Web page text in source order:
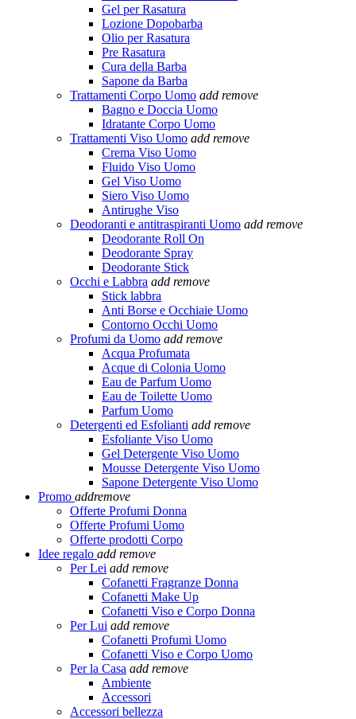
Gel per Rasatura
Lozione Dopobarba
Olio per Rasatura
Pre Rasatura
Cura della Barba
Sapone da Barba
Trattamenti Corpo Uomo add remove
Bagno e Doccia Uomo
Idratante Corpo Uomo
Trattamenti Viso Uomo add remove
Crema Viso Uomo
Fluido Viso Uomo
Gel Viso Uomo
Siero Viso Uomo
Antirughe Viso
Deodoranti e antitraspiranti Uomo add remove
Deodorante Roll On
Deodorante Spray
Deodorante Stick
Occhi e Labbra add remove
Stick labbra
Anti Borse e Occhiaie Uomo
Contorno Occhi Uomo
Profumi da Uomo add remove
Acqua Profumata
Acque di Colonia Uomo
Eau de Parfum Uomo
Eau de Toilette Uomo
Parfum Uomo
Detergenti ed Esfolianti add remove
Esfoliante Viso Uomo
Gel Detergente Viso Uomo
Mousse Detergente Viso Uomo
Sapone Detergente Viso Uomo
Promo addremove
Offerte Profumi Donna
Offerte Profumi Uomo
Offerte prodotti Corpo
Idee regalo add remove
Per Lei add remove
Cofanetti Fragranze Donna
Cofanetti Make Up
Cofanetti Viso e Corpo Donna
Per Lui add remove
Cofanetti Profumi Uomo
Cofanetti Viso e Corpo Uomo
Per la Casa add remove
Ambiente
Accessori
Accessori bellezza